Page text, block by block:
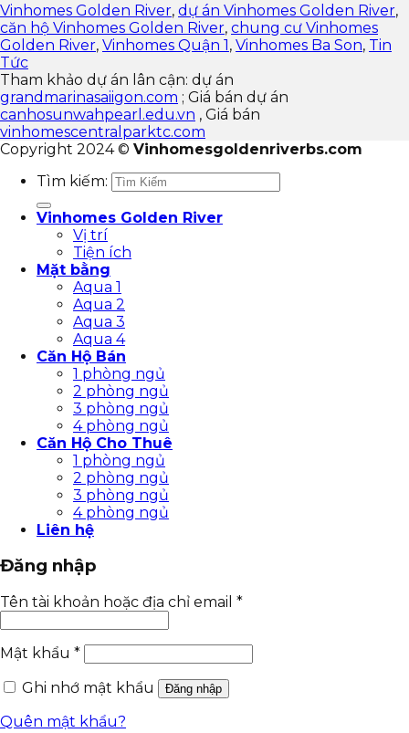
Vinhomes Golden River, dự án Vinhomes Golden River,
căn hộ Vinhomes Golden River, chung cư Vinhomes
Golden River, Vinhomes Quận 1, Vinhomes Ba Son, Tin
Tức
Tham khảo dự án lân cận: dự án
grandmarinasaiigon.com ; Giá bán dự án
canhosunwahpearl.edu.vn , Giá bán
vinhomescentralparktc.com
Copyright 2024 © Vinhomesgoldenriverbs.com
Tìm kiếm:
Vinhomes Golden River
Vị trí
Tiện ích
Mặt bằng
Aqua 1
Aqua 2
Aqua 3
Aqua 4
Căn Hộ Bán
1 phòng ngủ
2 phòng ngủ
3 phòng ngủ
4 phòng ngủ
Căn Hộ Cho Thuê
1 phòng ngủ
2 phòng ngủ
3 phòng ngủ
4 phòng ngủ
Liên hệ
Đăng nhập
Tên tài khoản hoặc địa chỉ email *
Mật khẩu *
Ghi nhớ mật khẩu
Đăng nhập
Quên mật khẩu?